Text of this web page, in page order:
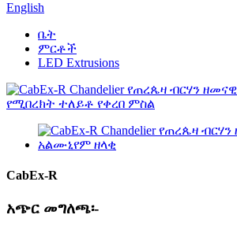
English
ቤት
ምርቶች
LED Extrusions
CabEx-R
አጭር መግለጫ፡-